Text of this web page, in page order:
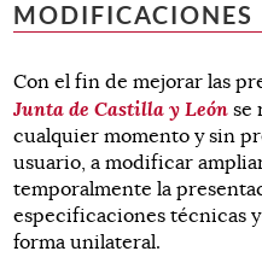
MODIFICACIONES
Con el fin de mejorar las
Junta de Castilla y León se
cualquier momento y sin
usuario, a modificar
temporalmente la
especificaciones técnicas
forma unilateral.